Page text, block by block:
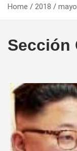
Home 2018 mayo